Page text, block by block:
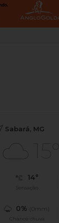
Sabará, MG
15°
14°
Sensação
0% (0mm)
Chance chuva